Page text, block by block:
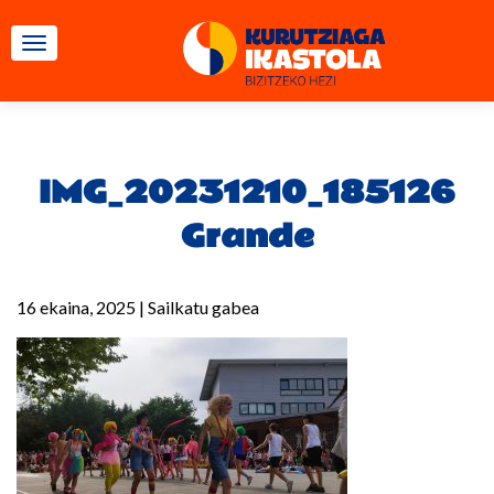
TOGGLE NAVIGATION
IMG_20231210_185126
Grande
16 ekaina, 2025 | Sailkatu gabea